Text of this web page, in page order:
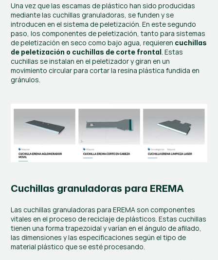
Una vez que las escamas de plástico han sido producidas
mediante las cuchillas granuladoras, se funden y se
introducen en el sistema de peletización. En este segundo
paso, los componentes de peletización, tanto para sistemas
de peletización en seco como bajo agua, requieren cuchillas
de peletización o cuchillas de corte frontal. Estas
cuchillas se instalan en el peletizador y giran en un
movimiento circular para cortar la resina plástica fundida en
gránulos.
Cuchillas granuladoras para EREMA
Las cuchillas granuladoras para EREMA son componentes
vitales en el proceso de reciclaje de plásticos. Estas cuchillas
tienen una forma trapezoidal y varían en el ángulo de afilado,
las dimensiones y las especificaciones según el tipo de
material plástico que se esté procesando.